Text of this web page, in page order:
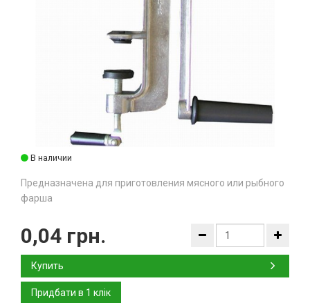
В наличии
Предназначена для приготовления мясного или рыбного
фарша
0,04 грн.
Купить